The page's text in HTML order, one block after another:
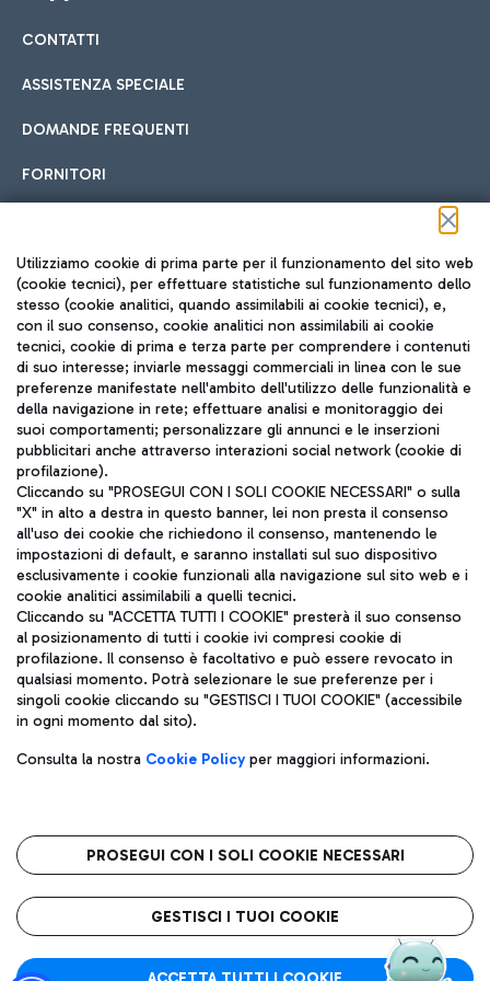
Cucina Internazionale
Fast Food
Pizza
Gelateria
Wine Bar & Sparkling
Hotel in aeroporto
Scegli l'alloggio più adatto e approfitta della vicinanza
all'aeroporto.
Car sharing
Con il Car Sharing è ancora più facile spostarsi
Treno
Raggiungi velocemente l'aeroporto di Fiumicino da Roma
tramite i servizi ferroviari Trenitalia.
Autobus
Scopri le linee di autobus per raggiungere l'aeroporto
Leonardo Da Vinci.
Raggiungi l’aeroporto senza pensieri con il servizio di taxi a
Ristoranti
Scopri la nostra offerta per una pausa gustosa in aeroporto
Mappa Aeroporto Fiumicino
CONTATTI
ASSISTENZA SPECIALE
DOMANDE FREQUENTI
FORNITORI
Seguici sui social
TRAVEL JOURNAL
ITA
Aeroporti di Roma S.p.A. - Società soggetta a direzione e
coordinamento di Mundys S.p.A.
Codice fiscale e Registro delle Imprese di Roma 13032990155 P.
IVA 06572251004
Capitale sociale 62.224.743,00 int. vers.
Sede legale: Via Pier Paolo Racchetti 1 - 00054 Fiumicino (RM)
telefono +39 06 65951
Privacy policy
Note legali
Roma FCO
L'aeroporto stellato
Utilizziamo cookie di prima parte per il funzionamento del sito web
(cookie tecnici), per effettuare statistiche sul funzionamento dello
stesso (cookie analitici, quando assimilabili ai cookie tecnici), e,
con il suo consenso, cookie analitici non assimilabili ai cookie
tecnici, cookie di prima e terza parte per comprendere i contenuti
di suo interesse; inviarle messaggi commerciali in linea con le sue
preferenze manifestate nell'ambito dell'utilizzo delle funzionalità e
della navigazione in rete; effettuare analisi e monitoraggio dei
suoi comportamenti; personalizzare gli annunci e le inserzioni
pubblicitari anche attraverso interazioni social network (cookie di
profilazione).
Cliccando su "PROSEGUI CON I SOLI COOKIE NECESSARI" o sulla
"X" in alto a destra in questo banner, lei non presta il consenso
all'uso dei cookie che richiedono il consenso, mantenendo le
impostazioni di default, e saranno installati sul suo dispositivo
esclusivamente i cookie funzionali alla navigazione sul sito web e i
cookie analitici assimilabili a quelli tecnici.
Cliccando su "ACCETTA TUTTI I COOKIE" presterà il suo consenso
al posizionamento di tutti i cookie ivi compresi cookie di
profilazione. Il consenso è facoltativo e può essere revocato in
qualsiasi momento. Potrà selezionare le sue preferenze per i
singoli cookie cliccando su "GESTISCI I TUOI COOKIE" (accessibile
in ogni momento dal sito).
Consulta la nostra Cookie Policyper maggiori informazioni.
PROSEGUI CON I SOLI COOKIE NECESSARI
GESTISCI I TUOI COOKIE